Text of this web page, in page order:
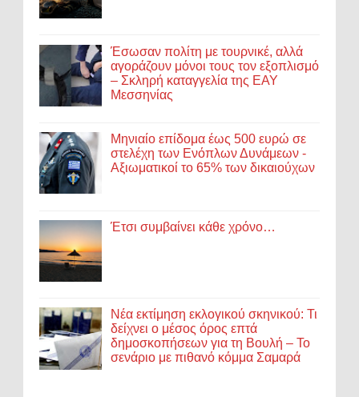
Έσωσαν πολίτη με τουρνικέ, αλλά
αγοράζουν μόνοι τους τον εξοπλισμό
– Σκληρή καταγγελία της ΕΑΥ
Μεσσηνίας
Μηνιαίο επίδομα έως 500 ευρώ σε
στελέχη των Ενόπλων Δυνάμεων -
Αξιωματικοί το 65% των δικαιούχων
Έτσι συμβαίνει κάθε χρόνο…
Νέα εκτίμηση εκλογικού σκηνικού: Τι
δείχνει ο μέσος όρος επτά
δημοσκοπήσεων για τη Βουλή – Το
σενάριο με πιθανό κόμμα Σαμαρά